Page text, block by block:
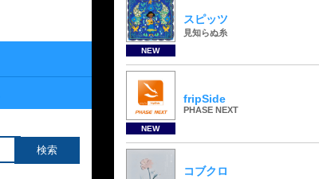
NEW
スピッツ
見知らぬ糸
NEW
fripSide
PHASE NEXT
コブクロ